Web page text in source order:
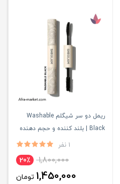
ریمل دو سر شیگلم Washable
Black | بلند کننده و حجم دهنده
1 نفر
1,800,000 20٪
1,450,000 تومان